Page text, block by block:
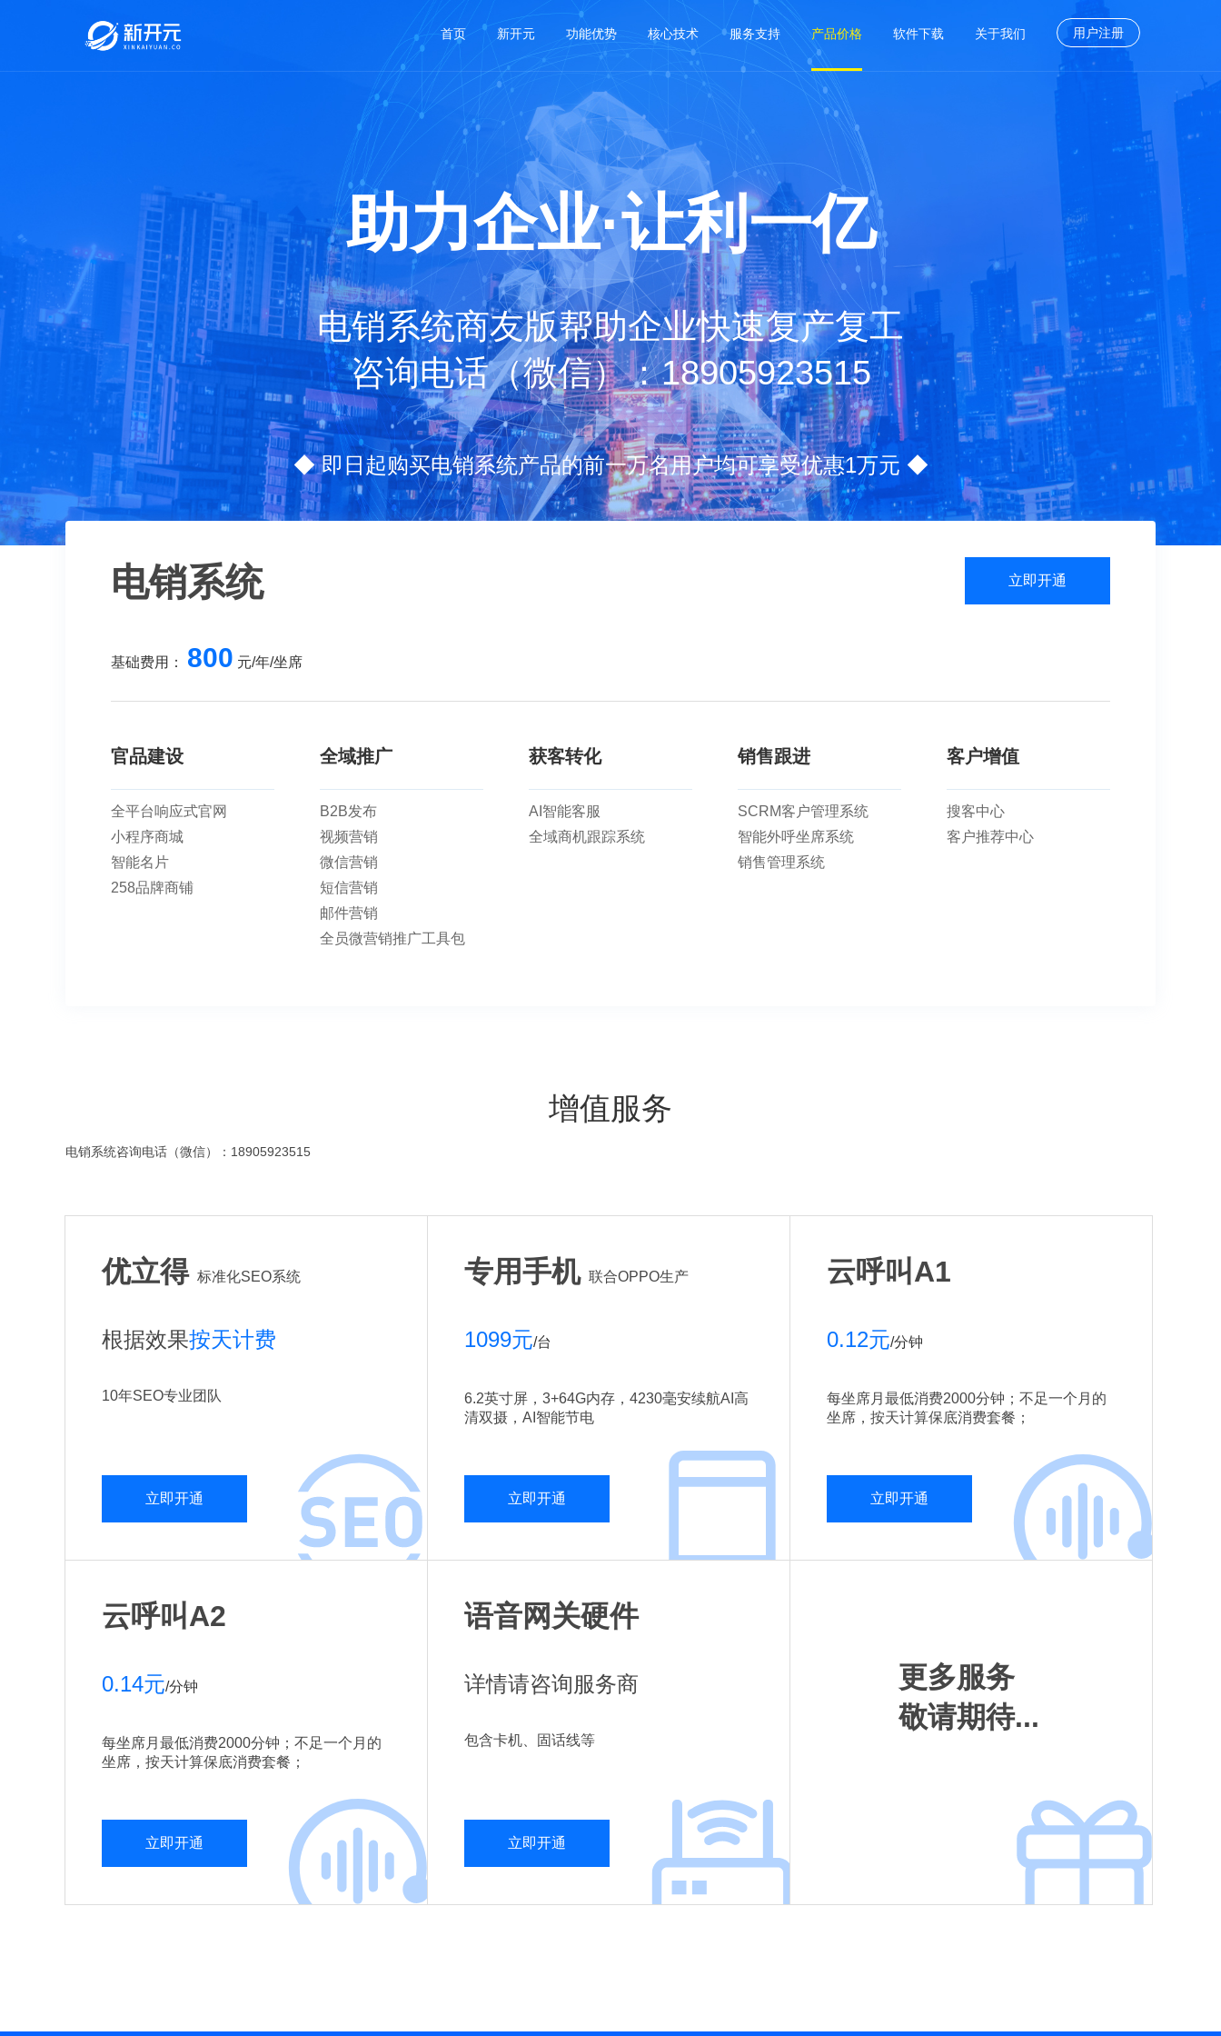
首页 新开元 功能优势 核心技术 服务支持 产品价格 软件下载 关于我们 用户注册
助力企业·让利一亿
电销系统商友版帮助企业快速复产复工
咨询电话（微信）：18905923515
◆ 即日起购买电销系统产品的前一万名用户均可享受优惠1万元 ◆
电销系统
基础费用： 800 元/年/坐席
立即开通
官品建设
全平台响应式官网
小程序商城
智能名片
258品牌商铺
全域推广
B2B发布
视频营销
微信营销
短信营销
邮件营销
全员微营销推广工具包
获客转化
AI智能客服
全域商机跟踪系统
销售跟进
SCRM客户管理系统
智能外呼坐席系统
销售管理系统
客户增值
搜客中心
客户推荐中心
增值服务
电销系统咨询电话（微信）：18905923515
优立得 标准化SEO系统
根据效果按天计费
10年SEO专业团队
立即开通
专用手机 联合OPPO生产
1099元/台
6.2英寸屏，3+64G内存，4230毫安续航AI高
清双摄，AI智能节电
立即开通
云呼叫A1
0.12元/分钟
每坐席月最低消费2000分钟；不足一个月的
坐席，按天计算保底消费套餐；
立即开通
云呼叫A2
0.14元/分钟
每坐席月最低消费2000分钟；不足一个月的
坐席，按天计算保底消费套餐；
立即开通
语音网关硬件
详情请咨询服务商
包含卡机、固话线等
立即开通
更多服务
敬请期待...